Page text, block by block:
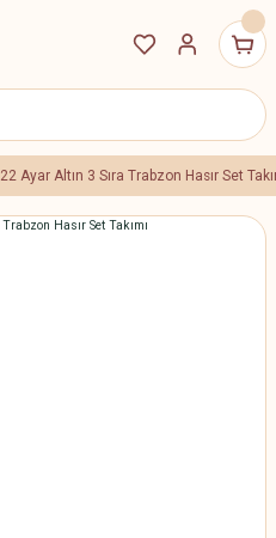
22 Ayar Altın 3 Sıra Trabzon Hasır Set